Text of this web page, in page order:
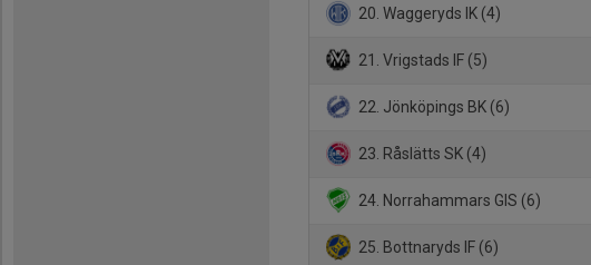
20. Waggeryds IK (4)
21. Vrigstads IF (5)
22. Jönköpings BK (6)
23. Råslätts SK (4)
24. Norrahammars GIS (6)
25. Bottnaryds IF (6)